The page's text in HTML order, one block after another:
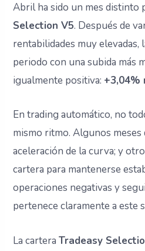
Abril ha sido un mes distinto
Selection V5. Después de
rentabilidades muy elevadas,
periodo con una subida más
igualmente positiva: +3,04%
En trading automático, no
mismo ritmo. Algunos
aceleración de la curva; y
cartera para mantenerse
operaciones negativas y
pertenece claramente a este
La carteraTradeasy